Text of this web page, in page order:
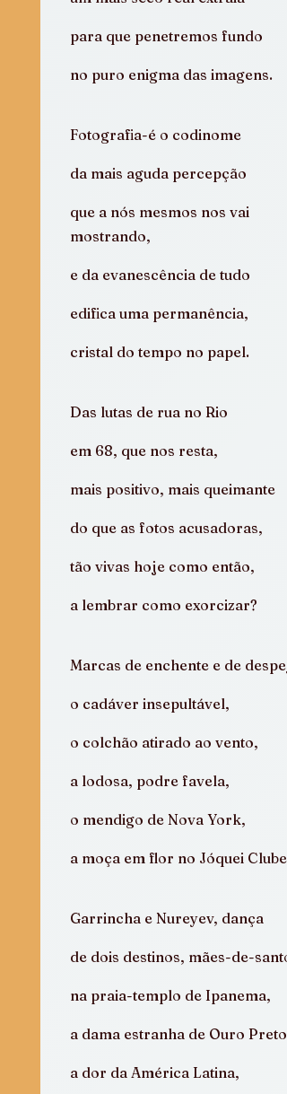
para que penetremos fundo
no puro enigma das imagens.
Fotografia-é o codinome
da mais aguda percepção
que a nós mesmos nos vai
mostrando,
e da evanescência de tudo
edifica uma permanência,
cristal do tempo no papel.
Das lutas de rua no Rio
em 68, que nos resta,
mais positivo, mais queimante
do que as fotos acusadoras,
tão vivas hoje como então,
a lembrar como exorcizar?
Marcas de enchente e de
o cadáver insepultável,
o colchão atirado ao vento,
a lodosa, podre favela,
o mendigo de Nova York,
a moça em flor no Jóquei Clube,
Garrincha e Nureyev, dança
de dois destinos, mães-de-santo
na praia-templo de Ipanema,
a dama estranha de Ouro Preto,
a dor da América Latina,